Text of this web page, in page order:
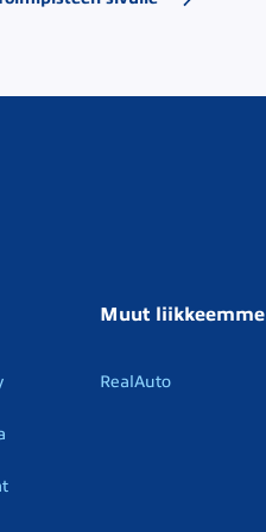
Muut liikkeemme
RealAuto